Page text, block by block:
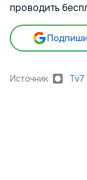
проводить
Источник Tv7